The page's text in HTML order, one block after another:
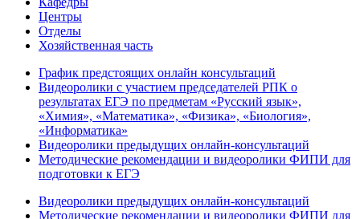
Центры
Отделы
Хозяйственная часть
График предстоящих онлайн консультаций
Видеоролики с участием председателей РПК о
результатах ЕГЭ по предметам «Русский язык»,
«Химия», «Математика», «Физика», «Биология»,
«Информатика»
Видеоролики предыдущих онлайн-консультаций
Методические рекомендации и видеоролики ФИПИ для
подготовки к ЕГЭ
Видеоролики предыдущих онлайн-консультаций
Методические рекомендации и видеоролики ФИПИ для